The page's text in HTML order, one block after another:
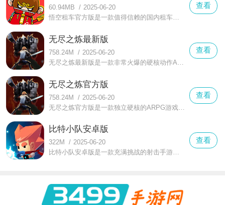
60.94MB / 2025-06-20
悟空租车官方版是一款值得信赖的国内租车优选出行平台软件，这款软件为用户提供了多快好省的租车服务，拥有非常丰富的车型等你来选择，超多品牌车型等你来挑选，可以更好的满足不同用户的出行需求。
查看
无尽之炼最新版
758.24M / 2025-06-20
无尽之炼最新版是一款非常火爆的硬核动作ARPG手游，这款游戏采用了魂系Roguelike冒险玩法，采用了低多边形画风打造，精致的建模和流畅的动作带给玩家更好的游戏体验。
查看
无尽之炼官方版
758.24M / 2025-06-20
无尽之炼官方版是一款独立硬核的ARPG游戏，这款游戏采用了3D模型打造，低多边形的游戏画风等你来体验，游戏中拥有非常丰富的职业都能来选择，不同的职业拥有不同的亮点特色等你来体验。
查看
比特小队安卓版
322M / 2025-06-20
比特小队安卓版是一款充满挑战的射击手游，在玩法方面结合了大量rougelike的元素，让玩家们挑战起关卡干劲十足，能通过一次次的挑战使自己变得更强，在这个世界中有多个星球供玩家们探索。
查看